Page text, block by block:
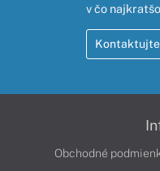
v čo
Kontaktujte
Obchodné